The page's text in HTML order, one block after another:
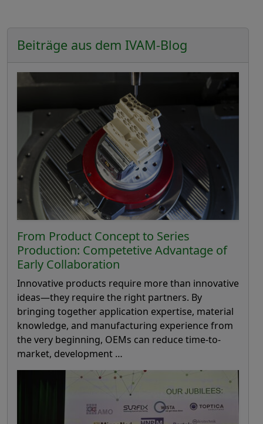
Beiträge aus dem IVAM-Blog
From Product Concept to Series
Production: Competetive Advantage of
Early Collaboration
Innovative products require more than innovative
ideas—they require the right partners. By
bringing together application expertise, material
knowledge, and manufacturing experience from
the very beginning, OEMs can reduce time-to-
market, development …